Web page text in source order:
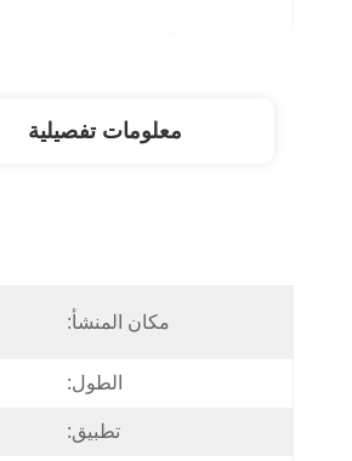
معلومات تفصيلية
مكان المنشأ:
الطول:
تطبيق: